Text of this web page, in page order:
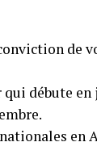
de
qui débute
en